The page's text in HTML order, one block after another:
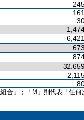
合」；「M」則代表「任何